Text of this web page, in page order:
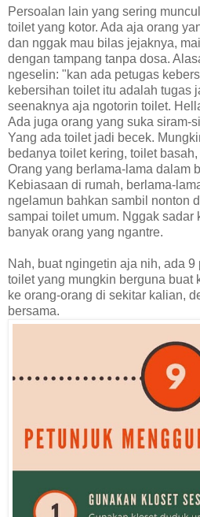
Persoalan lain yang sering
toilet yang kotor. Ada aja orang
dan nggak mau bilas jejaknya,
dengan tampang tanpa dosa.
ngeselin: "kan ada petugas
kebersihan toilet itu adalah tugas
seenaknya aja ngotorin toilet.
Ada juga orang yang suka siram-
Yang ada toilet jadi becek.
bedanya toilet kering, toilet
Orang yang berlama-lama dalam
Kebiasaan di rumah, berlama-
ngelamun bahkan sambil nonton
sampai toilet umum. Nggak sadar
banyak orang yang ngantre.
Nah, buat ngingetin aja nih, ada
toilet yang mungkin berguna buat
ke orang-orang di sekitar kalian,
bersama.